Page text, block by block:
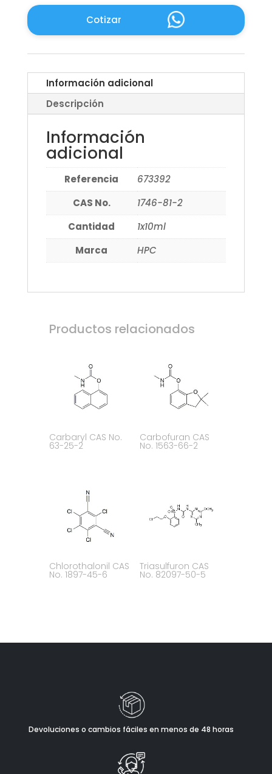
Cotizar
Información adicional
Descripción
Información
adicional
Referencia
673392
CAS No.
1746-81-2
Cantidad
1x10ml
Marca
HPC
Productos relacionados
Carbaryl CAS No.
63-25-2
Carbofuran CAS
No. 1563-66-2
Chlorothalonil CAS
No. 1897-45-6
Triasulfuron CAS
No. 82097-50-5
Devoluciones o cambios fáciles en menos de 48 horas